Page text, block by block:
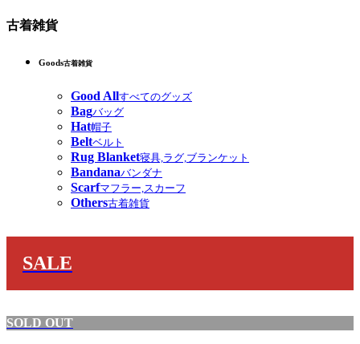
古着雑貨
Goods古着雑貨
Good Allすべてのグッズ
Bagバッグ
Hat帽子
Beltベルト
Rug Blanket寝具,ラグ,ブランケット
Bandanaバンダナ
Scarfマフラー,スカーフ
Others古着雑貨
SALE
SOLD OUT